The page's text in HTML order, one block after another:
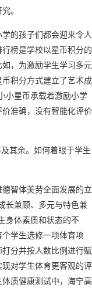
。
的孩子们都会迎来令人
榜是学校以星币积分的
，为激励学生学习多元
积分方式建立了艺术成
小星币承载着激励小学
准确，没有智能化评价
其余。如何着眼于学生
智体美劳全面发展的立
长兼顾、多元与特色兼
身体素质和状态的不
学生选修一项体育项
分并按人数比例进行赋
对学生体育更客观的评
质健康测试中，海宁高